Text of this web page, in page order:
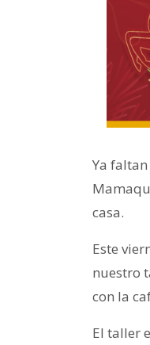
Ya
casa.
Este
nuestro
con la
El taller